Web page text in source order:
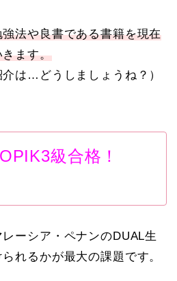
法や良書である書籍を現在
ます。
介は…どうしましょうね？）
級合格！
ーシア・ペナンのDUAL生
れるかが最大の課題です。